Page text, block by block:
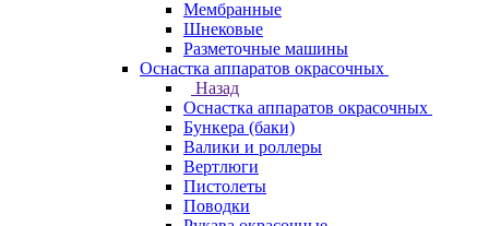
Мембранные
Шнековые
Разметочные машины
Оснастка аппаратов окрасочных
Назад
Оснастка аппаратов окрасочных
Бункера (баки)
Валики и роллеры
Вертлюги
Пистолеты
Поводки